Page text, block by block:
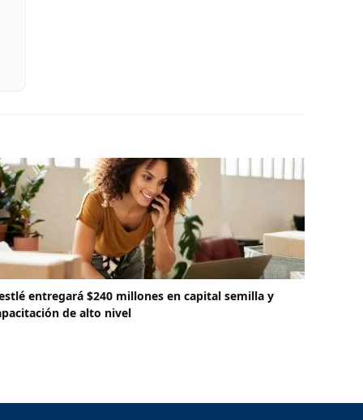
entregará $240 millones en capital semilla y
de alto nivel